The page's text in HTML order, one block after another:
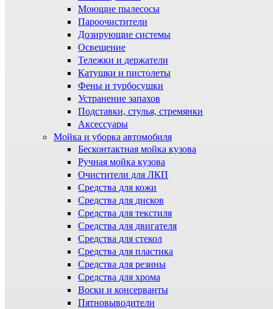
Моющие пылесосы
Пароочистители
Дозирующие системы
Освещение
Тележки и держатели
Катушки и пистолеты
Фены и турбосушки
Устранение запахов
Подставки, стулья, стремянки
Аксессуары
Мойка и уборка автомобиля
Бесконтактная мойка кузова
Ручная мойка кузова
Очистители для ЛКП
Средства для кожи
Средства для дисков
Средства для текстиля
Средства для двигателя
Средства для стекол
Средства для пластика
Средства для резины
Средства для хрома
Воски и консерванты
Пятновыводители